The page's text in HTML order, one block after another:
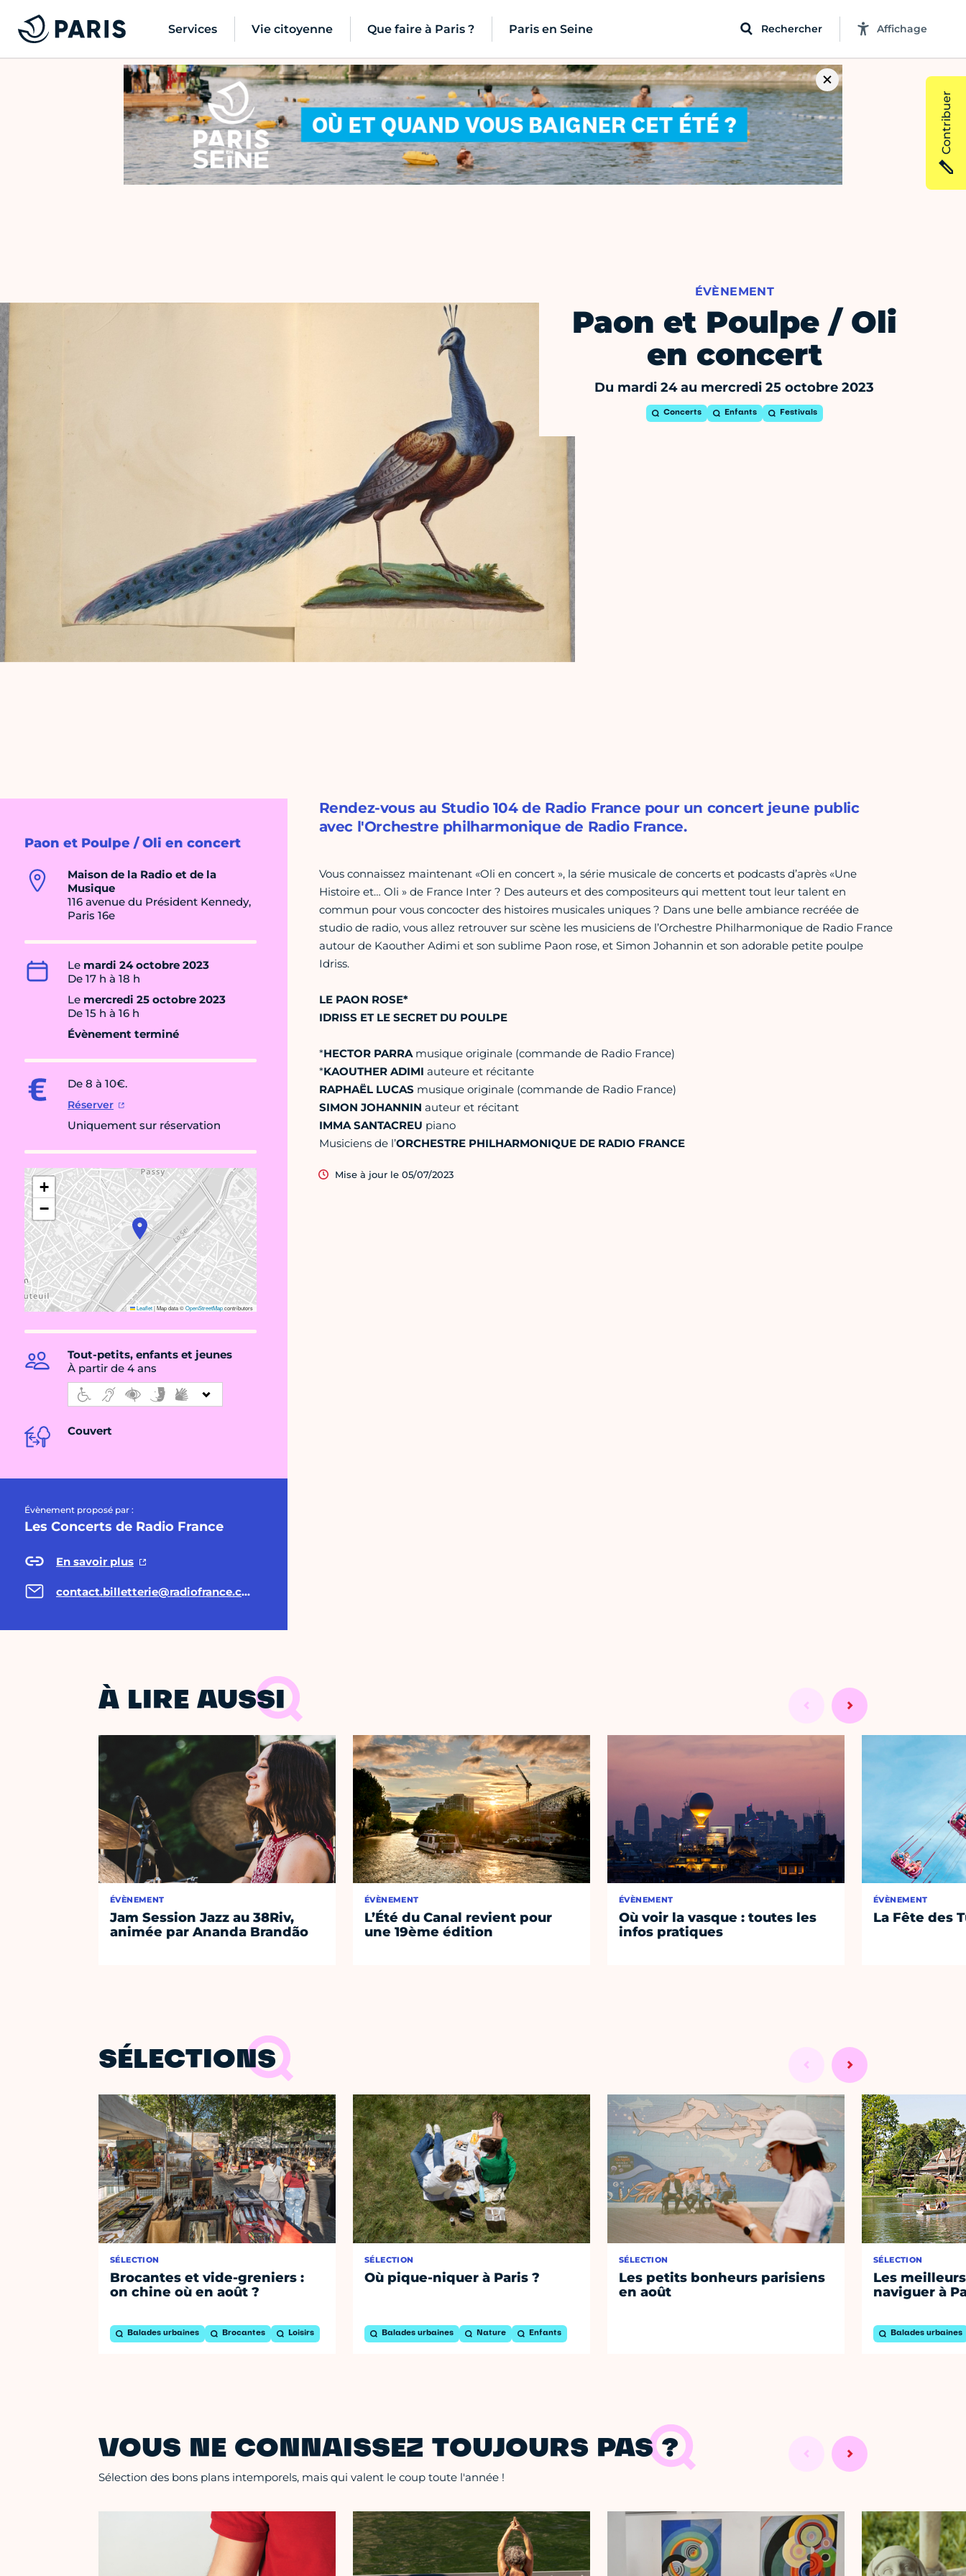
Services Vie citoyenne Que faire à Paris ? Paris en Seine Rechercher Affichage
ÉVÈNEMENT
Paon et Poulpe / Oli
en concert
Du mardi 24 au mercredi 25 octobre 2023
Concerts Enfants Festivals
Paon et Poulpe / Oli en concert
Maison de la Radio et de la
Musique
116 avenue du Président Kennedy,
Paris 16e
Le mardi 24 octobre 2023
De 17 h à 18 h
Le mercredi 25 octobre 2023
De 15 h à 16 h
Évènement terminé
De 8 à 10€.
Réserver
Uniquement sur réservation
+
−
Leaflet|Map data ©OpenStreetMapcontributors
Tout-petits, enfants et jeunes
À partir de 4 ans
Couvert
Évènement proposé par :
Les Concerts de Radio France
En savoir plus
contact.billetterie@radiofrance.com
Rendez-vous au Studio 104 de Radio France pour un concert jeune public
avec l'Orchestre philharmonique de Radio France.
Vous connaissez maintenant «Oli en concert », la série musicale de concerts et podcasts d’après «Une
Histoire et… Oli » de France Inter ? Des auteurs et des compositeurs qui mettent tout leur talent en
commun pour vous concocter des histoires musicales uniques ? Dans une belle ambiance recréée de
studio de radio, vous allez retrouver sur scène les musiciens de l’Orchestre Philharmonique de Radio France
autour de Kaouther Adimi et son sublime Paon rose, et Simon Johannin et son adorable petite poulpe
Idriss.
LE PAON ROSE*
IDRISS ET LE SECRET DU POULPE
*HECTOR PARRAmusique originale (commande de Radio France)
*KAOUTHER ADIMI auteure et récitante
RAPHAËL LUCASmusique originale (commande de Radio France)
SIMON JOHANNIN auteur et récitant
IMMA SANTACREU piano
Musiciens de l’ORCHESTRE PHILHARMONIQUE DE RADIO FRANCE
Mise à jour le 05/07/2023
À LIRE AUSSI
ÉVÈNEMENT
Jam Session Jazz au 38Riv,
animée par Ananda Brandão
ÉVÈNEMENT
L’Été du Canal revient pour
une 19ème édition
ÉVÈNEMENT
Où voir la vasque : toutes les
infos pratiques
ÉVÈNEMENT
La Fête des
SÉLECTIONS
SÉLECTION
Brocantes et vide-greniers :
on chine où en août ?
Balades urbaines Brocantes Loisirs
SÉLECTION
Où pique-niquer à Paris ?
Balades urbaines Nature Enfants
SÉLECTION
Les petits bonheurs parisiens
en août
SÉLECTION
Les
naviguer à
Balades urbaines
VOUS NE CONNAISSEZ TOUJOURS PAS ?
Sélection des bons plans intemporels, mais qui valent le coup toute l'année !
Contribuer